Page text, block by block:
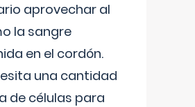
aprovechar al
la sangre
en el cordón.
una cantidad
de células para